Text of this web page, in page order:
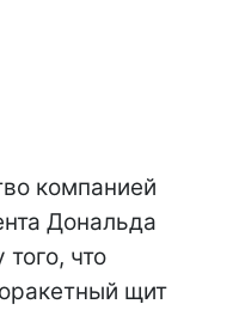
компанией
Дональда
что
щит